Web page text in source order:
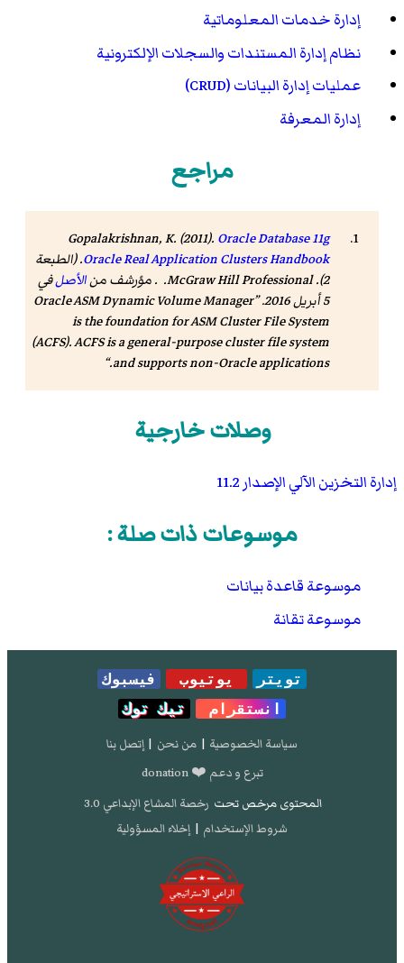
إدارة خدمات المعلوماتية
نظام إدارة المستندات والسجلات الإلكترونية
عمليات إدارة البيانات (CRUD)
إدارة المعرفة
مراجع
Gopalakrishnan, K. (2011). Oracle Database 11g
Oracle Real Application Clusters Handbook. (الطبعة
2). McGraw Hill Professional. . مؤرشف من
الأصلفي
5 أبريل 2016
.
Oracle ASM Dynamic Volume Manager
is the foundation for ASM Cluster File System
(ACFS). ACFS is a general-purpose cluster file system
and supports non-Oracle applications.
وصلات خارجية
إدارة التخزين الآلي الإصدار 11.2
موسوعات ذات صلة :
موسوعة قاعدة بيانات
موسوعة تقانة
تويتر يوتيوب
فيسبوك
انستقرام
تيك توك
سياسة الخصوصية | من نحن | إتصل بنا
تبرع و دعم ❤️ donation
المحتوى مرخص تحت رخصة المشاع الإبداعي 3.0
شروط الإستخدام | إخلاء المسؤولية